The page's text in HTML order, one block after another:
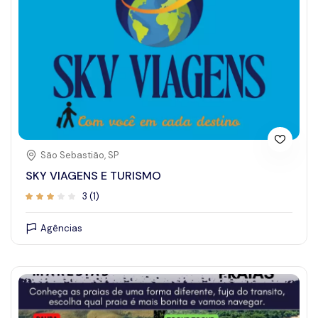
Centro Comercial
Eventos
Eventos e Casamentos
Guias e Monitores
Histórico, cultural e religioso
Hospedagem
Locação de veículos
Natureza
Posto de combustível
Praias
Restaurantes
Supermercados
São Sebastião, SP
SKY VIAGENS E TURISMO
3 (1)
Agências